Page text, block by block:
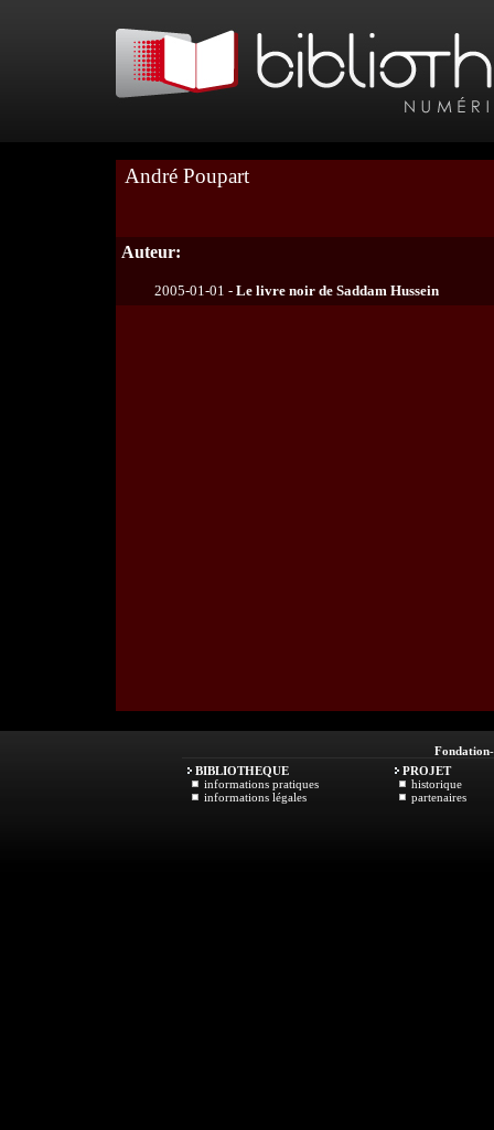
André Poupart
Auteur:
2005-01-01 - Le livre noir de Saddam Hussein
Fondation
BIBLIOTHEQUE
informations pratiques
informations légales
PROJET
historique
partenaires